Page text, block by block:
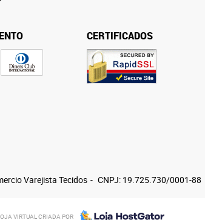
CERTIFICADOS
Varejista Tecidos CNPJ: 19.725.730/0001-88
VIRTUAL CRIADA POR